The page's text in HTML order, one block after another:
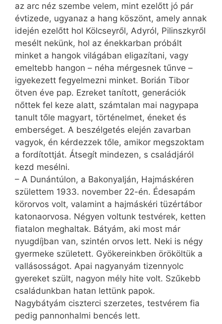
az arc néz szembe velem, mint ezelőtt jó pár
évtizede, ugyanaz a hang köszönt, amely annak
idején ezelőtt hol Kölcseyről, Adyról, Pilinszkyről
mesélt nekünk, hol az énekkarban próbált
minket a hangok világában eligazítani, vagy
emeltebb hangon – néha mérgesnek tűnve –
igyekezett fegyelmezni minket. Borián Tibor
ötven éve pap. Ezreket tanított, generációk
nőttek fel keze alatt, számtalan mai nagypapa
tanult tőle magyart, történelmet, éneket és
emberséget. A beszélgetés elején zavarban
vagyok, én kérdezzek tőle, amikor megszoktam
a fordítottját. Átsegít mindezen, s családjáról
kezd mesélni.
– A Dunántúlon, a Bakonyalján, Hajmáskéren
születtem 1933. november 22-én. Édesapám
körorvos volt, valamint a hajmáskéri tüzértábor
katonaorvosa. Négyen voltunk testvérek, ketten
fiatalon meghaltak. Bátyám, aki most már
nyugdíjban van, szintén orvos lett. Neki is négy
gyermeke született. Gyökereinkben örököltük a
vallásosságot. Apai nagyanyám tizennyolc
gyereket szült, nagyon mély hite volt. Szűkebb
családunkban hatan lettünk papok.
Nagybátyám ciszterci szerzetes, testvérem fia
pedig pannonhalmi bencés lett.